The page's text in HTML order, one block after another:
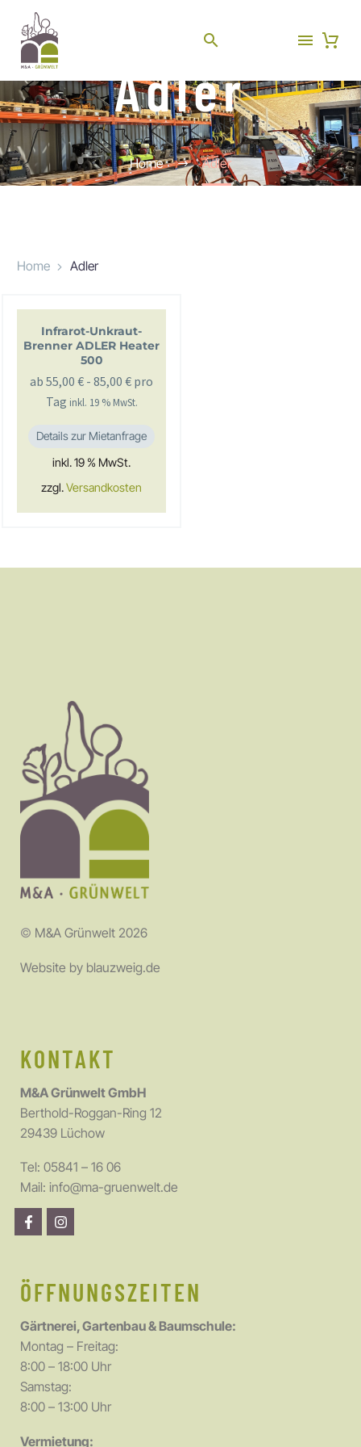
Adler
Home Adler
Home Adler
Infrarot-Unkraut-
Brenner ADLER Heater
500
ab 55,00 € - 85,00 € pro
Tag inkl. 19 % MwSt.
Details zur Mietanfrage
inkl. 19 % MwSt.
zzgl.Versandkosten
© M&A Grünwelt 2026
Website by blauzweig.de
KONTAKT
M&A Grünwelt GmbH
Berthold-Roggan-Ring 12
29439 Lüchow
Tel: 05841 – 16 06
Mail: info@ma-gruenwelt.de
ÖFFNUNGSZEITEN
Gärtnerei, Gartenbau & Baumschule:
Montag – Freitag:
8:00 – 18:00 Uhr
Samstag:
8:00 – 13:00 Uhr
Vermietung: